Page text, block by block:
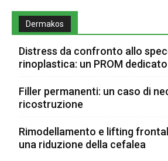
Dermakos
Distress da confronto allo
rinoplastica: un PROM dedicato
Filler permanenti: un caso di
ricostruzione
Rimodellamento e lifting
una riduzione della cefalea